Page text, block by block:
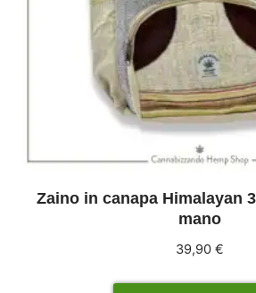
Zaino in canapa Himalayan
mano
39,90 €